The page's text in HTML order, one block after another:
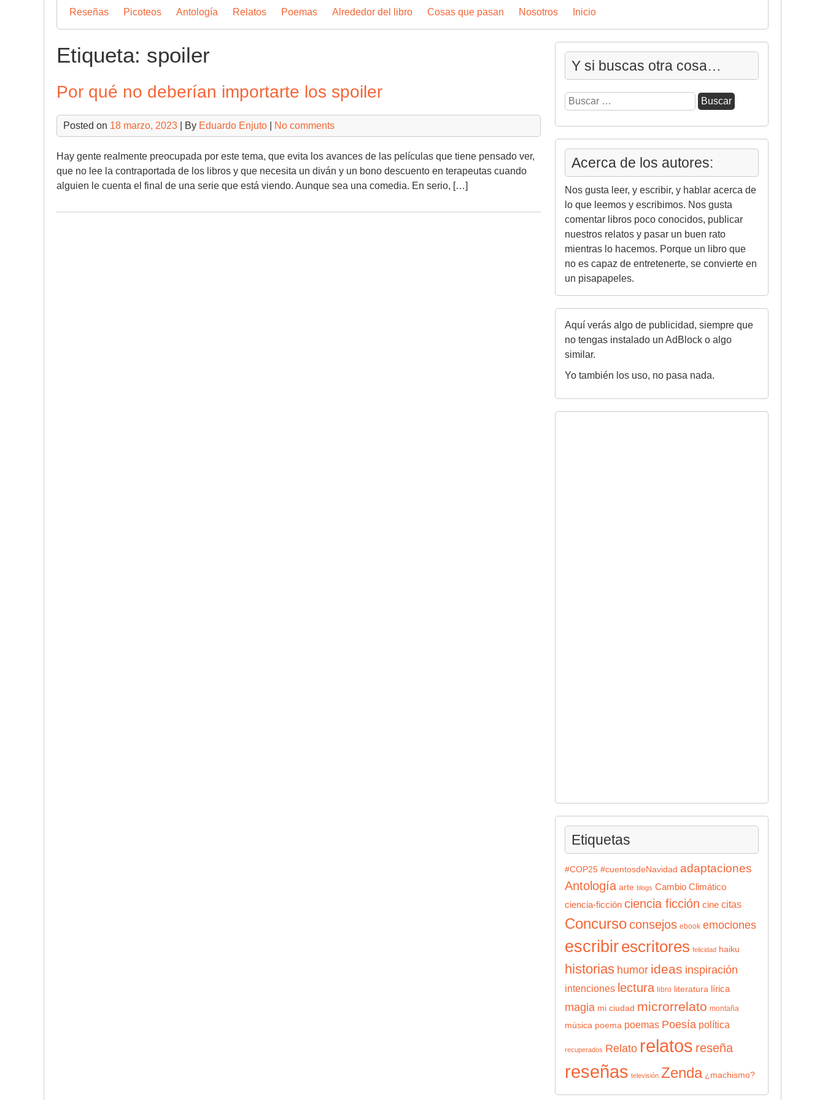
Reseñas Picoteos Antología Relatos Poemas Alrededor del libro Cosas que pasan Nosotros Inicio
Etiqueta: spoiler
Por qué no deberían importarte los spoiler
Posted on 18 marzo, 2023 | By Eduardo Enjuto No comments
Hay gente realmente preocupada por este tema, que evita los avances de las películas que tiene pensado ver,
que no lee la contraportada de los libros y que necesita un diván y un bono descuento en terapeutas cuando
alguien le cuenta el final de una serie que está viendo. Aunque sea una comedia. En serio, […]
Y si buscas otra cosa…
Buscar:
Acerca de los autores:
Nos gusta leer, y escribir, y hablar acerca de
lo que leemos y escribimos. Nos gusta
comentar libros poco conocidos, publicar
nuestros relatos y pasar un buen rato
mientras lo hacemos. Porque un libro que
no es capaz de entretenerte, se convierte en
un pisapapeles.
Aquí verás algo de publicidad, siempre que
no tengas instalado un AdBlock o algo
similar.
Yo también los uso, no pasa nada.
Etiquetas
#COP25 #cuentosdeNavidad adaptaciones
Antología arte blogs Cambio Climático
ciencia-ficción ciencia ficción cine citas
Concursoconsejos ebook emociones
escribirescritores felicidad haiku
historias humor ideas inspiración
intenciones lectura libro literatura lírica
magia mi ciudad microrrelato montaña
música poema poemas Poesía política
recuperados Relato relatos reseña
reseñas televisión Zenda ¿machismo?